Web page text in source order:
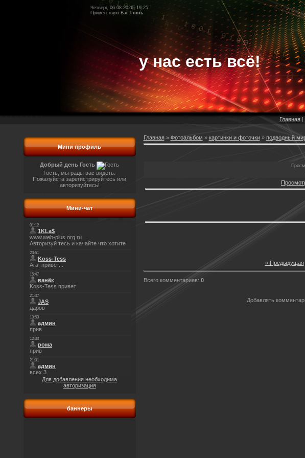
Четверг, 06.08.2026, 19:25
Приветствую Вас Гость
у нас есть всё!
Главная|
Мини профиль
Добрый день Гость
Гость, мы рады вас видеть.
Пожалуйста зарегистрируйтесь или
авторизуйтесь!
Мини-чат
Для добавления необходима
авторизация
баннеры
Главная» Фотоальбом » картинки и фоточки» подводный
« Предыдущая
Всего комментариев: 0
Добавлять